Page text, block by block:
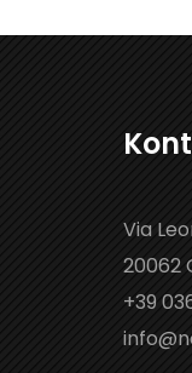
Via
20062
+39